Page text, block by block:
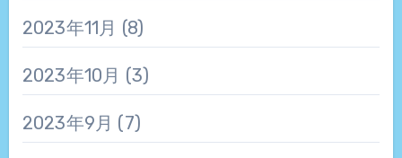
2023年11月 (8)
2023年10月 (3)
2023年9月 (7)